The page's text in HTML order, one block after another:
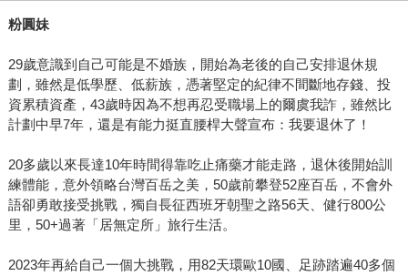
粉圓妹
29歲意識到自己可能是不婚族，開始為老後的自己安排退休規
劃，雖然是低學歷、低薪族，憑著堅定的紀律不間斷地存錢、投
資累積資產，43歲時因為不想再忍受職場上的爾虞我詐，雖然比
計劃中早7年，還是有能力挺直腰桿大聲宣布：我要退休了！
20多歲以來長達10年時間得靠吃止痛藥才能走路，退休後開始訓
練體能，意外領略台灣百岳之美，50歲前攀登52座百岳，不會外
語卻勇敢接受挑戰，獨自長征西班牙朝聖之路56天、健行800公
里，50+過著「居無定所」旅行生活。
2023年再給自己一個大挑戰，用82天環歐10國、足跡踏遍40多個